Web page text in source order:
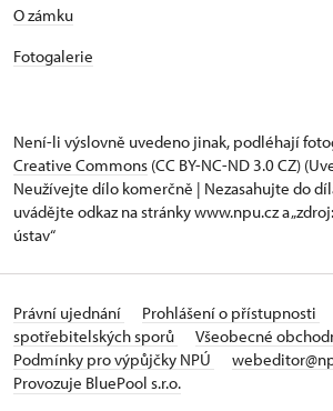
​​​​​​O zámku
Fotogalerie
Není-li výslovně uvedeno jinak, podléhají
Creative Commons (CC BY-NC-ND 3.0 CZ)
Neužívejte dílo komerčně | Nezasahujte do
uvádějte odkaz na stránky www.npu.cz a
ústav“
Právní ujednání Prohlášení o přístupnosti
spotřebitelských sporů
Všeobecné
Podmínky pro výpůjčky NPÚ
Provozuje BluePool s.r.o.